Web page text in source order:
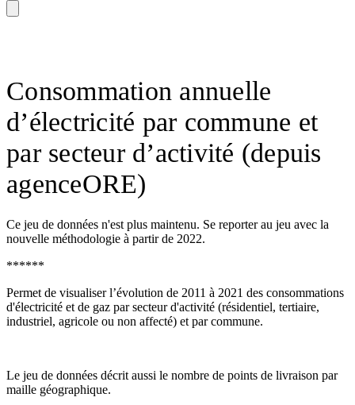
Consommation annuelle
d’électricité par commune et
par secteur d’activité (depuis
agenceORE)
Ce jeu de données n'est plus maintenu. Se reporter au jeu avec la
nouvelle méthodologie à partir de 2022.
******
Permet de visualiser l’évolution de 2011 à 2021 des consommations
d'électricité et de gaz par secteur d'activité (résidentiel, tertiaire,
industriel, agricole ou non affecté) et par commune.
Le jeu de données décrit aussi le nombre de points de livraison par
maille géographique.